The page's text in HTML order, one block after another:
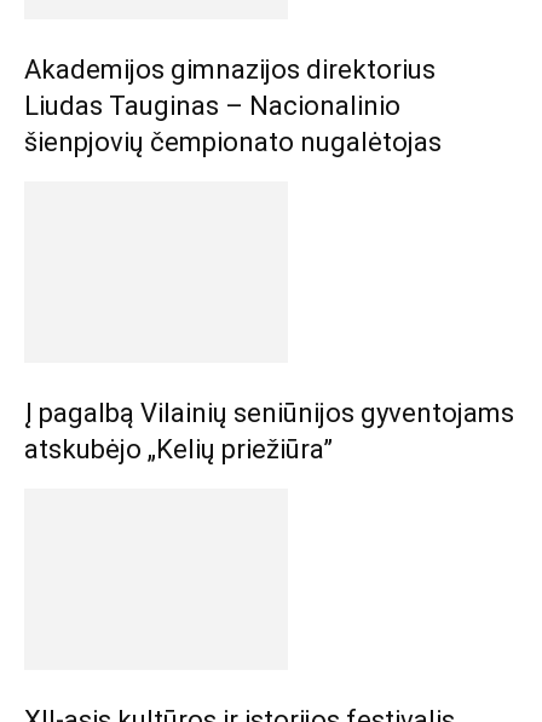
Akademijos gimnazijos direktorius
Liudas Tauginas – Nacionalinio
šienpjovių čempionato nugalėtojas
Į pagalbą Vilainių seniūnijos gyventojams
atskubėjo „Kelių priežiūra”